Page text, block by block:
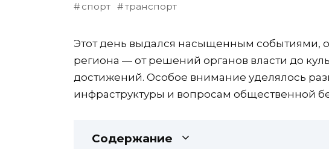
спорт
транспорт
Этот день выдался насыщенным событиями,
региона — от решений органов власти до
достижений. Особое внимание уделялось
инфраструктуры и вопросам общественной
Содержание